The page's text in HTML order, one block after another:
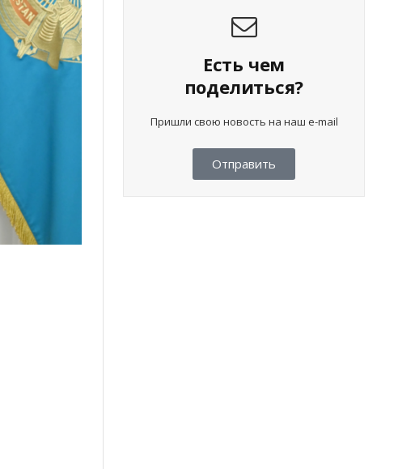
Есть чем
поделиться?
Пришли свою новость на наш e-mail
Отправить